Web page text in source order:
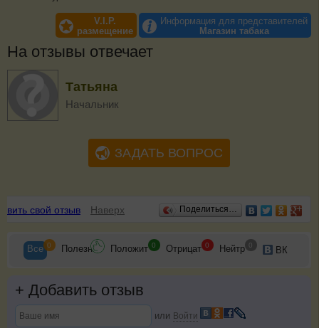
V.I.P.
размещение
Информация для представителей
Магазин табака
На отзывы отвечает
Татьяна
Начальник
ЗАДАТЬ ВОПРОС
Отзывы
свой отзыв Наверх Поделиться…
Все 0 Полезн Положит 0 Отрицат 0 Нейтр 0 ВК
+ Добавить отзыв
или Войти